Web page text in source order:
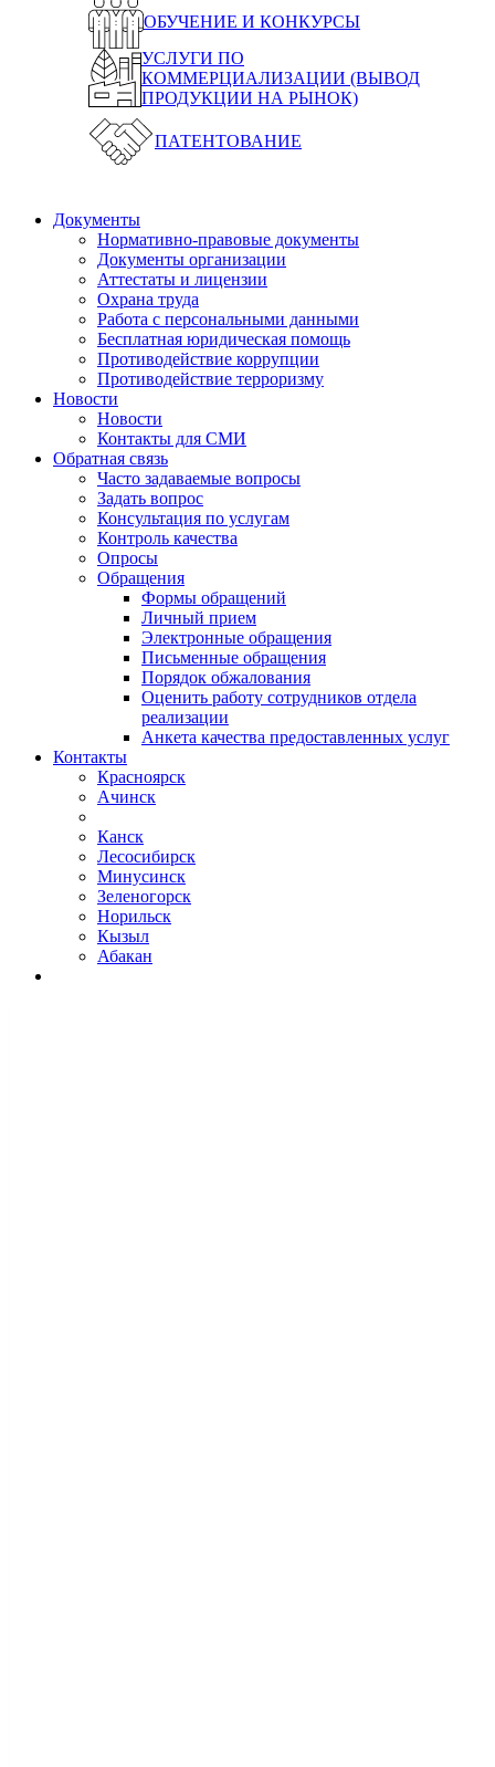
ОБУЧЕНИЕ И КОНКУРСЫ
УСЛУГИ ПО
КОММЕРЦИАЛИЗАЦИИ (ВЫВОД
ПРОДУКЦИИ НА РЫНОК)
ПАТЕНТОВАНИЕ
Документы
Нормативно-правовые документы
Документы организации
Аттестаты и лицензии
Охрана труда
Работа с персональными данными
Бесплатная юридическая помощь
Противодействие коррупции
Противодействие терроризму
Новости
Новости
Контакты для СМИ
Обратная связь
Часто задаваемые вопросы
Задать вопрос
Консультация по услугам
Контроль качества
Опросы
Обращения
Формы обращений
Личный прием
Электронные обращения
Письменные обращения
Порядок обжалования
Оценить работу сотрудников отдела
реализации
Анкета качества предоставленных услуг
Контакты
Красноярск
Ачинск
Канск
Лесосибирск
Минусинск
Зеленогорск
Норильск
Кызыл
Абакан